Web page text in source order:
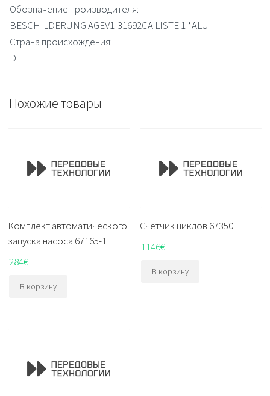
Обозначение производителя:
BESCHILDERUNG AGEV1-31692CA LISTE 1 *ALU
Страна происхождения:
D
Похожие товары
Комплект автоматического
запуска насоса 67165-1
284€
В корзину
Счетчик циклов 67350
1146€
В корзину